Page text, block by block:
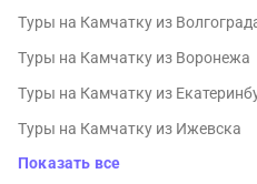
Туры на Камчатку из
Туры на Камчатку из Воронежа
Туры на Камчатку из
Туры на Камчатку из Ижевска
Показать все